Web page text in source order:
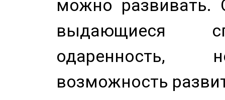
можно развивать.
выдающиеся
одаренность,
возможность